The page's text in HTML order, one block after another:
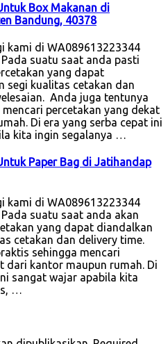
Box Makanan di
Bandung, 40378
kami di WA089613223344
suatu saat anda pasti
yang dapat
segi kualitas cetakan dan
Anda juga tentunya
percetakan yang dekat
Di era yang serba cepat ini
kita ingin segalanya …
Paper Bag di Jatihandap
kami di WA089613223344
suatu saat anda akan
yang dapat diandalkan
cetakan dan delivery time.
sehingga mencari
dari kantor maupun rumah. Di
sangat wajar apabila kita
…